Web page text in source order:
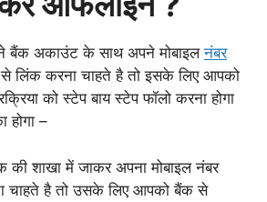
बैंक अकाउंट के साथ अपने मोबाइलनंबर
लिंक करना चाहते है तो इसके लिए आपको
को स्टेप बाय स्टेप फॉलो करना होगा
होगा –
शाखा में जाकर अपना मोबाइल नंबर
चाहते है तो उसके लिए आपको बैंक से